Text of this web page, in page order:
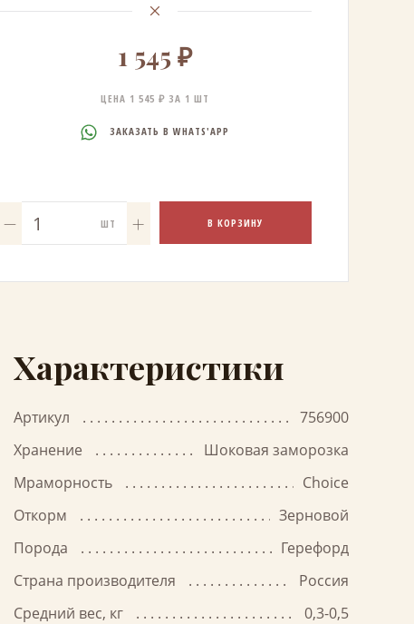
1 545 ₽
ЦЕНА 1 545 ₽ ЗА 1 ШТ
ЗАКАЗАТЬ В WHATS'APP
ШТ В КОРЗИНУ
Характеристики
Артикул
756900
Хранение
Шоковая заморозка
Мраморность
Choice
Откорм
Зерновой
Порода
Герефорд
Страна производителя
Россия
Средний вес, кг
0,3-0,5